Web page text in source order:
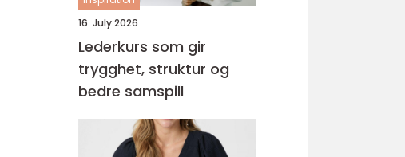
16. July 2026
Lederkurs som gir
trygghet, struktur og
bedre samspill